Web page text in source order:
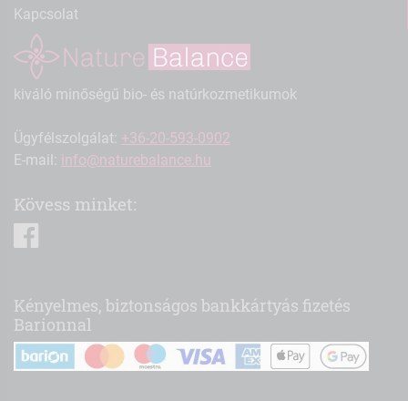
Kapcsolat
kiváló minőségű bio- és natúrkozmetikumok
Ügyfélszolgálat: +36-20-593-0902
E-mail: info@naturebalance.hu
Kövess minket:
Kényelmes, biztonságos bankkártyás fizetés
Barionnal